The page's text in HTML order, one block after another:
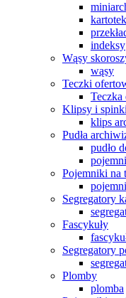
indeksy
Wąsy
wąsy
Teczki
Teczka
Klipsy i
klips
Pudła
pudło
Pojemniki na
Segregatory
Fascykuły
Segregatory
Plomby
plomba